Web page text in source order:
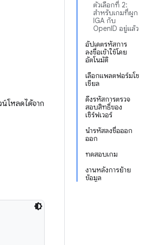
ตัวเลือกที่ 2:
สำหรับเกมที่ผูก
IGA กับ
OpenID อยู่แล้ว
อัปเดตรหัสการ
ลงชื่อเข้าใช้โดย
อัตโนมัติ
เลือกแพลตฟอร์มโซ
เชียล
ดึงรหัสการตรวจ
สอบสิทธิ์ของ
เซิร์ฟเวอร์
นำรหัสลงชื่อออก
ออก
ทดสอบเกม
งานหลังการย้าย
ข้อมูล
โหลดได้จาก